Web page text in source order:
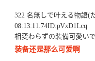
322 名無しで叶える物語(
08:13:11.74ID:pVxD1Lcq
相変わらずの装備可愛い
装备还是那么可爱啊